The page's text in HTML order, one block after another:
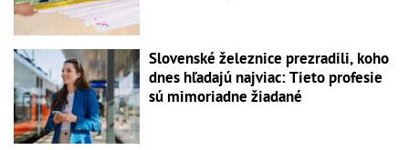
Slovenské železnice prezradili, koho
dnes hľadajú najviac: Tieto profesie
sú mimoriadne žiadané